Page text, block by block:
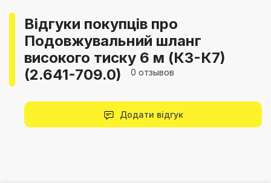
Відгуки покупців про
Подовжувальний шланг
високого тиску 6 м (К3-К7)
(2.641-709.0)
0 отзывов
Додати відгук